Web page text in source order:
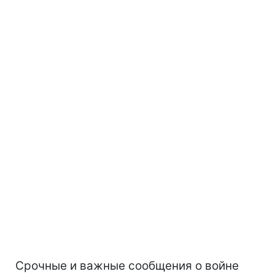
Срочные и важные сообщения о войне